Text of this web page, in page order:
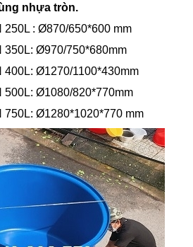
nhựa tròn.
: Ø870/650*600 mm
350L: Ø970/750*680mm
Ø1270/1100*430mm
500L: Ø1080/820*770mm
Ø1280*1020*770 mm